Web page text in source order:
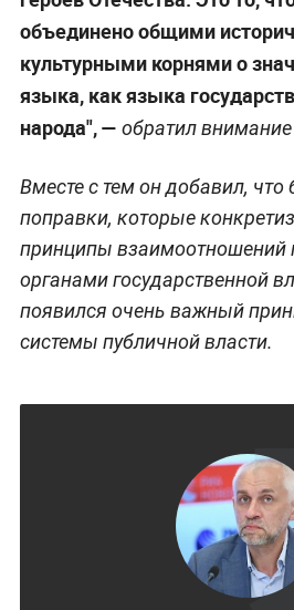
объединено общими
культурными корнями о
языка, как языка
народа", — обратил
Вместе с тем он добавил,
поправки, которые
принципы
органами государственной
появился очень важный
системы публичной власти.